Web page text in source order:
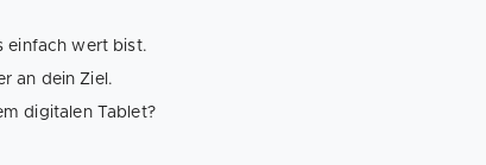
einfach wert bist.
an dein Ziel.
digitalen Tablet?